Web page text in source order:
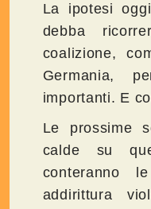
La ipotesi
debba
coalizione,
Germania,
importanti. E
Le prossime
calde su
conteranno
addirittura